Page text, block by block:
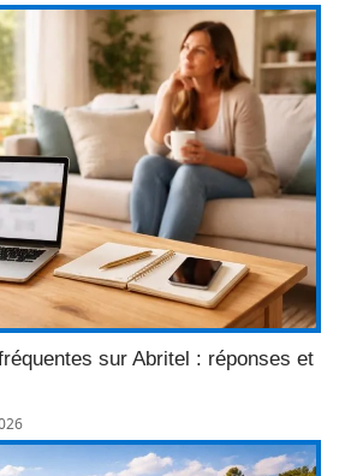
sur Abritel : réponses et